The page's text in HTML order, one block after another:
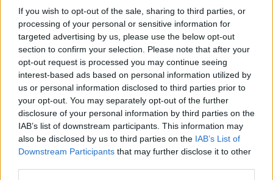
If you wish to opt-out of the sale, sharing to third parties, or
processing of your personal or sensitive information for
targeted advertising by us, please use the below opt-out
section to confirm your selection. Please note that after your
opt-out request is processed you may continue seeing
interest-based ads based on personal information utilized by
us or personal information disclosed to third parties prior to
your opt-out. You may separately opt-out of the further
disclosure of your personal information by third parties on the
IAB’s list of downstream participants. This information may
also be disclosed by us to third parties on the IAB’s List of
Downstream Participants that may further disclose it to other
Na stronie PodkarpacieLive.pl znajdziesz
wynik meczu, strzelców
bramek, kartki, składy, statystyki i informacje o przebiegu
spotkania. To kompletne źródło danych dla kibiców i pasjonatów
lokalnej piłki nożnej. Jeżeli aktualnie nie widzisz tutaj danych z pewnością
pracujemy nad tym żeby je uzupełnić.
Wynik meczu Błękitni Siedlanka vs Orły Ruda
Po zakończeniu spotkania automatycznie publikujemyoficjalny wynik
spotkania, a także dane meczowe, jeśli są dostępne.
Pełny harmonogram rozgrywek dostępny jest tutaj:Rzeszów > Klasa A,
gr. III - terminarz.
Informacje o składach i strzelcach
rezerwowych, zmiany oraz listę strzelców bramek. Informacje te